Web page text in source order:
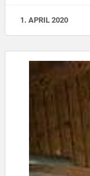
1. APRIL 2020